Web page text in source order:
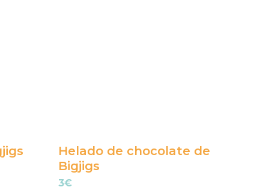
Helado de chocolate de
Bigjigs
3€